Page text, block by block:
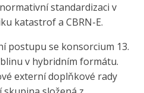
standardizaci v
katastrof a CBRN-E.
postupu se konsorcium 13.
v hybridním formátu.
externí doplňkové rady